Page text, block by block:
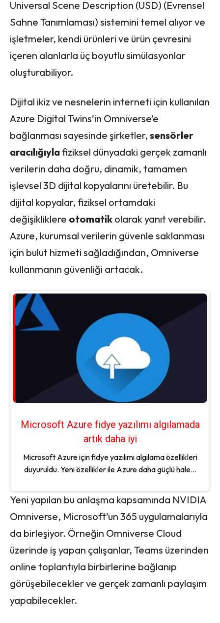
Universal Scene Description (USD) (Evrensel
Sahne Tanımlaması) sistemini temel alıyor ve
işletmeler, kendi ürünleri ve ürün çevresini
içeren alanlarla üç boyutlu simülasyonlar
oluşturabiliyor.
Dijital ikiz ve nesnelerin interneti için kullanılan
Azure Digital Twins’in Omniverse’e
bağlanması sayesinde şirketler, sensörler
aracılığıylafiziksel dünyadaki gerçek zamanlı
verilerin daha doğru, dinamik, tamamen
işlevsel 3D dijital kopyalarını üretebilir. Bu
dijital kopyalar, fiziksel ortamdaki
değişikliklere otomatik olarak yanıt verebilir.
Azure, kurumsal verilerin güvenle saklanması
için bulut hizmeti sağladığından, Omniverse
kullanmanın güvenliği artacak.
Microsoft Azure fidye yazılımı algılamada
artık daha iyi
Microsoft Azure için fidye yazılımı algılama özellikleri
duyuruldu. Yeni özellikler ile Azure daha güçlü hale...
Yeni yapılan bu anlaşma kapsamında NVIDIA
Omniverse, Microsoft’un 365 uygulamalarıyla
da birleşiyor. Örneğin Omniverse Cloud
üzerinde iş yapan çalışanlar, Teams üzerinden
online toplantıyla birbirlerine bağlanıp
görüşebilecekler ve gerçek zamanlı paylaşım
yapabilecekler.